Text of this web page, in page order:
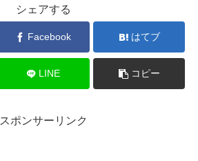
シェアする
Facebook はてブ
LINE コピー
スポンサーリンク